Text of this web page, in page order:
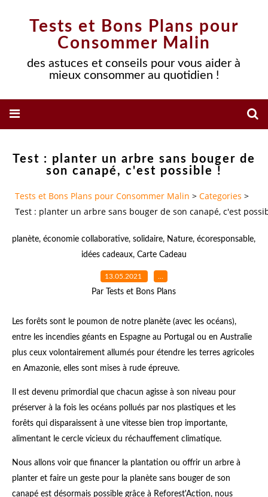
Tests et Bons Plans pour
Consommer Malin
des astuces et conseils pour vous aider à
mieux consommer au quotidien !
Test : planter un arbre sans bouger de
son canapé, c'est possible !
Tests et Bons Plans pour Consommer Malin > Categories >
Test : planter un arbre sans bouger de son canapé, c'est
planète,économie collaborative,solidaire, Nature,écoresponsable,
idées cadeaux, Carte Cadeau
13.05.2021 …
Par Tests et Bons Plans
Les forêts sont le poumon de notre planète (avec les océans),
entre les incendies géants en Espagne au Portugal ou en Australie
plus ceux volontairement allumés pour étendre les terres agricoles
en Amazonie, elles sont mises à rude épreuve.
Il est devenu primordial que chacun agisse à son niveau pour
préserver à la fois les océans pollués par nos plastiques et les
forêts qui disparaissent à une vitesse bien trop importante,
alimentant le cercle vicieux du réchauffement climatique.
Nous allons voir que financer la plantation ou offrir un arbre à
planter et faire un geste pour la planète sans bouger de son
canapé est désormais possible grâce à Reforest'Action, nous